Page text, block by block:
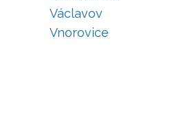
Václavov
Vnorovice